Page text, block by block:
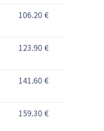
106.20 €
123.90 €
141.60 €
159.30 €